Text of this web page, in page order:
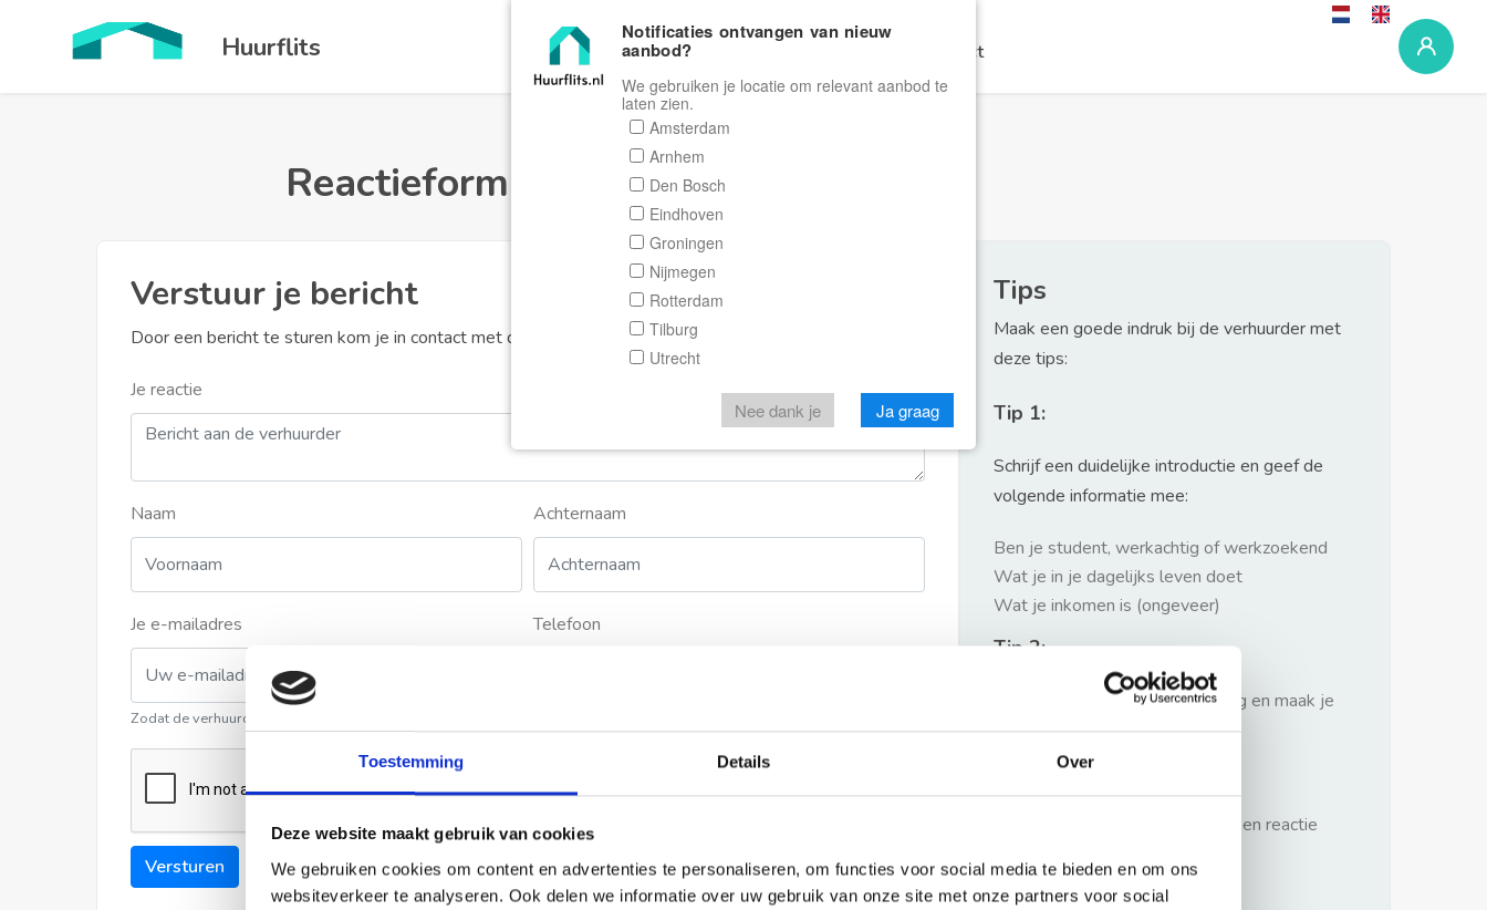
Toestemming Details Over
Deze website maakt gebruik van cookies
We gebruiken cookies om content en advertenties te personaliseren, om functies voor social media te bieden en om ons
websiteverkeer te analyseren. Ook delen we informatie over uw gebruik van onze site met onze partners voor social
Huurflits Home Zoeken Contact
Reactieformulier Huurflits
Verstuur je bericht
Door een bericht te sturen kom je in contact met de aanbieder of makelaar van de woning.
Je reactie
Naam Achternaam
Je e-mailadres
Zodat de verhuurder contact met u kan opnemen
Telefoon
Versturen
Tips
Maak een goede indruk bij de verhuurder met
deze tips:
Tip 1:
Schrijf een duidelijke introductie en geef de
volgende informatie mee:
Ben je student, werkachtig of werkzoekend
Wat je in je dagelijks leven doet
Wat je inkomen is (ongeveer)
Tip 2:
Wees beleefd, niet te langdradig en maak je
verhaal kort
Wacht niet met reageren. Snel een reactie
Waarschuwing
Notificaties ontvangen van nieuw
aanbod?
We gebruiken je locatie om relevant aanbod te
laten zien.
Amsterdam
Arnhem
Den Bosch
Eindhoven
Groningen
Nijmegen
Rotterdam
Tilburg
Utrecht
Nee dank je Ja graag